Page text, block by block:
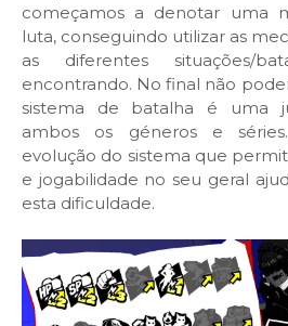
começamos a denotar uma
luta, conseguindo utilizar as
as diferentes situações/
encontrando. No final não
sistema de batalha é uma
ambos os géneros e
evolução do sistema que
e jogabilidade no seu geral
esta dificuldade.